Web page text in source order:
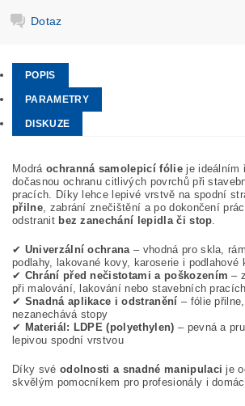
Dotaz
POPIS
PARAMETRY
DISKUZE
Modrá ochranná samolepicí fólieje ideálním
dočasnou ochranu citlivých povrchů při
pracích. Díky lehce lepivé vrstvě na spodní
přilne, zabrání znečištění a po dokončení
odstranit bez zanechání lepidla či stop.
✔ Univerzální ochrana– vhodná pro skla,
podlahy, lakované kovy, karoserie i podlahové
✔ Chrání před nečistotami a poškozením –
při malování, lakování nebo stavebních pracích
✔ Snadná aplikace i odstranění – fólie
nezanechává stopy
✔ Materiál: LDPE (polyethylen) – pevná a
lepivou spodní vrstvou
Díky své odolnosti a snadné manipulaci je
skvělým pomocníkem pro profesionály i